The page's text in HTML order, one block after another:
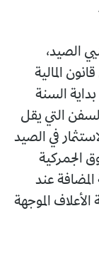
الصيد،
المالية
بداية السنة
التي يقل
الاستثمار في الصيد
الجمركية
عند
الأعلاف الموجهة